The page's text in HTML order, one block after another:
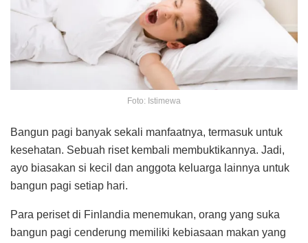
Foto: Istimewa
Bangun pagi banyak sekali manfaatnya, termasuk untuk
kesehatan. Sebuah riset kembali membuktikannya. Jadi,
ayo biasakan si kecil dan anggota keluarga lainnya untuk
bangun pagi setiap hari.
Para periset di Finlandia menemukan, orang yang suka
bangun pagi cenderung memiliki kebiasaan makan yang